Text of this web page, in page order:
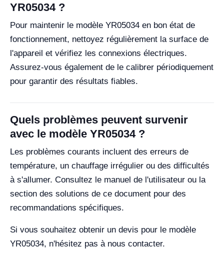
YR05034 ?
Pour maintenir le modèle YR05034 en bon état de
fonctionnement, nettoyez régulièrement la surface de
l'appareil et vérifiez les connexions électriques.
Assurez-vous également de le calibrer périodiquement
pour garantir des résultats fiables.
Quels problèmes peuvent survenir
avec le modèle YR05034 ?
Les problèmes courants incluent des erreurs de
température, un chauffage irrégulier ou des difficultés
à s'allumer. Consultez le manuel de l'utilisateur ou la
section des solutions de ce document pour des
recommandations spécifiques.
Si vous souhaitez obtenir un devis pour le modèle
YR05034, n'hésitez pas à nous contacter.